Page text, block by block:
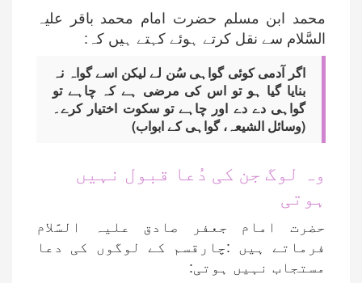
محمد ابن مسلم حضرت امام محمد باقر علیہ
السَّلام سے نقل کرتے ہوئے کہتے ہیں کہ:
اگر آدمی کوئی گواہی سُن لے لیکن اسے گواہ نہ
بنایا گیا ہو تو اس کی مرضی ہے کہ چاہے تو
گواہی دے دے اور چاہے تو سکوت اختیار کرے۔
(وسائل الشیعہ، گواہی کے ابواب)
وہ لوگ جن کی دُعا قبول نہیں
ہوتی
حضرت امام جعفر صادق علیہ السَّلام
فرماتے ہیں :چارقسم کے لوگوں کی دعا
مستجاب نہیں ہوتی: